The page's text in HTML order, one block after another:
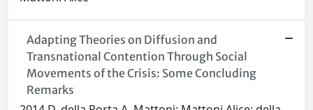
Adapting Theories on Diffusion and
Transnational Contention Through Social
Movements of the Crisis: Some Concluding
Remarks